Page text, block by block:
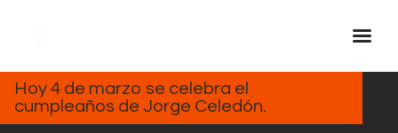
Inicio Real FM
4, 2025
Hoy 4 de marzo se celebra el
cumpleaños de Jorge Celedón.